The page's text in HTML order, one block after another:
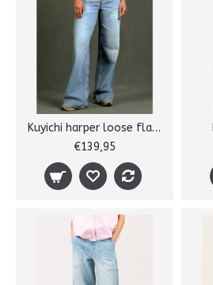
Kuyichi harper loose flare
€139,95